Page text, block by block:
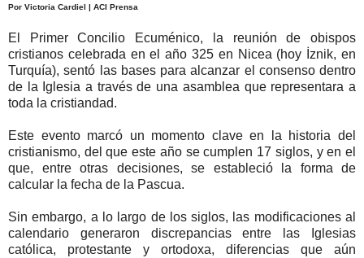
Por Victoria Cardiel | ACI Prensa
El Primer Concilio Ecuménico, la reunión de obispos
cristianos celebrada en el año 325 en Nicea (hoy İznik, en
Turquía), sentó las bases para alcanzar el consenso dentro
de la Iglesia a través de una asamblea que representara a
toda la cristiandad.
Este evento marcó un momento clave en la historia del
cristianismo, del que este año se cumplen 17 siglos, y en el
que, entre otras decisiones, se estableció la forma de
calcular la fecha de la Pascua.
Sin embargo, a lo largo de los siglos, las modificaciones al
calendario generaron discrepancias entre las Iglesias
católica, protestante y ortodoxa, diferencias que aún